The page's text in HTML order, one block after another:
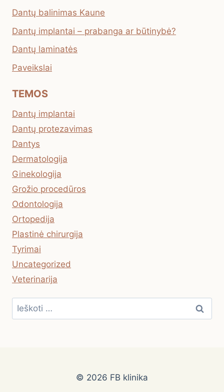
Dantų balinimas Kaune
Dantų implantai – prabanga ar būtinybė?
Dantų laminatės
Paveikslai
TEMOS
Dantų implantai
Dantų protezavimas
Dantys
Dermatologija
Ginekologija
Grožio procedūros
Odontologija
Ortopedija
Plastinė chirurgija
Tyrimai
Uncategorized
Veterinarija
Ieškoti:
© 2026 FB klinika